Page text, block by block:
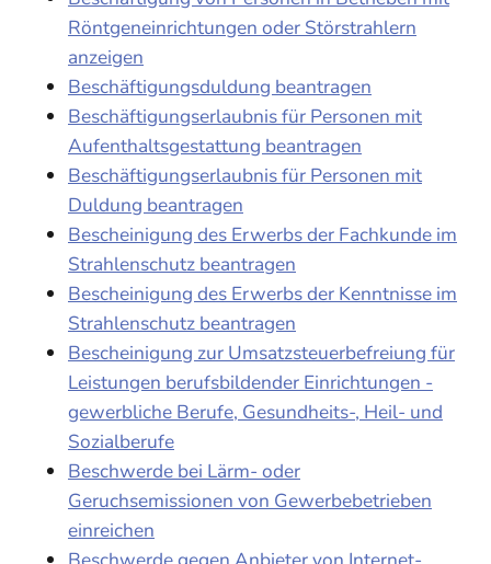
Röntgeneinrichtungen oder Störstrahlern
anzeigen
Beschäftigungsduldung beantragen
Beschäftigungserlaubnis für Personen mit
Aufenthaltsgestattung beantragen
Beschäftigungserlaubnis für Personen mit
Duldung beantragen
Bescheinigung des Erwerbs der Fachkunde im
Strahlenschutz beantragen
Bescheinigung des Erwerbs der Kenntnisse im
Strahlenschutz beantragen
Bescheinigung zur Umsatzsteuerbefreiung für
Leistungen berufsbildender Einrichtungen -
gewerbliche Berufe, Gesundheits-, Heil- und
Sozialberufe
Beschwerde bei Lärm- oder
Geruchsemissionen von Gewerbebetrieben
einreichen